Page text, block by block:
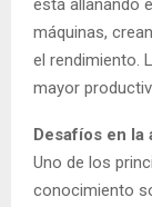
está allanando
máquinas,
el rendimiento.
mayor
Desafíos en
Uno de los
conocimiento